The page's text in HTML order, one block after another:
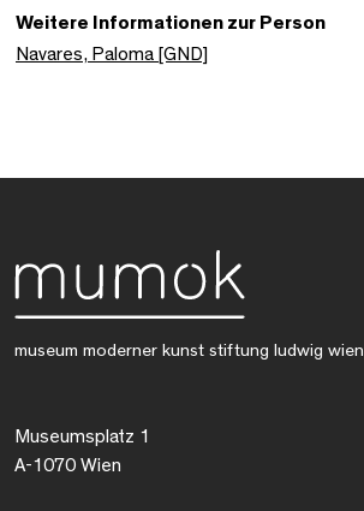
Weitere Informationen zur Person
Navares, Paloma [GND]
museum moderner kunst stiftung ludwig wien
Museumsplatz 1
A-1070 Wien